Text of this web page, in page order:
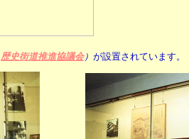
歴史街道推進協議会） が設置されています。